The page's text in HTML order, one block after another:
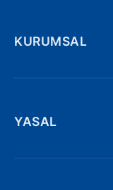
KURUMSAL
YASAL